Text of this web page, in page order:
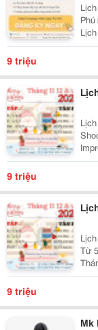
Phú ≫≫≫Nhóm Lớp 3 Tháng/ Đóng Tiền Hp Theo Khóa +
Lớp
9 triệu
Lịch
Shock
Improver
18:00 Đến
9 triệu
Từ 5.0 Đến
Tháng 07 1/ Ielts
13/07/2026 Khung
9 triệu
Mk